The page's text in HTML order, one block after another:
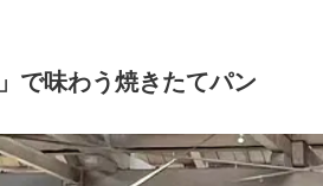
で味わう焼きたてパン